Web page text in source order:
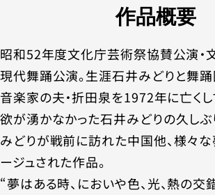
作品概要
昭和52年度文化庁芸術祭協賛公演・
現代舞踊公演。生涯石井みどりと舞
音楽家の夫・折田泉を1972年に亡く
欲が湧かなかった石井みどりの久しぶ
みどりが戦前に訪れた中国他、様々
ージュされた作品。
“夢はある時、においや色、光、熱の